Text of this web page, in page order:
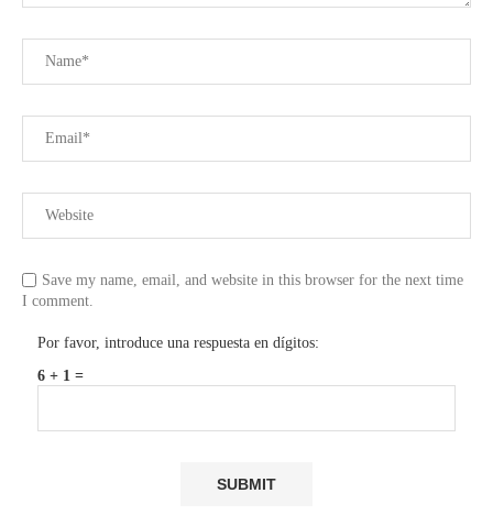
Save my name, email, and website in this browser for the next time
I comment.
Por favor, introduce una respuesta en dígitos:
6 + 1 =